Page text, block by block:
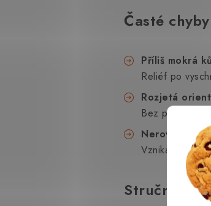
Časté
Příliš mokrá
Reliéf po
Rozjetá
Bez
Vznikají mapy
Stručná